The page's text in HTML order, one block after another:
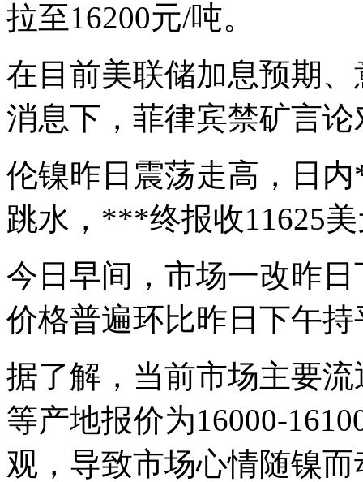
拉至16200元/吨。
在目前美联储加息预期
消息下，菲律宾禁矿言
伦镍昨日震荡走高，日
跳水，***终报收11625
今日早间，市场一改昨
价格普遍环比昨日下午
据了解，当前市场主要
等产地报价为16000-
观，导致市场心情随镍而